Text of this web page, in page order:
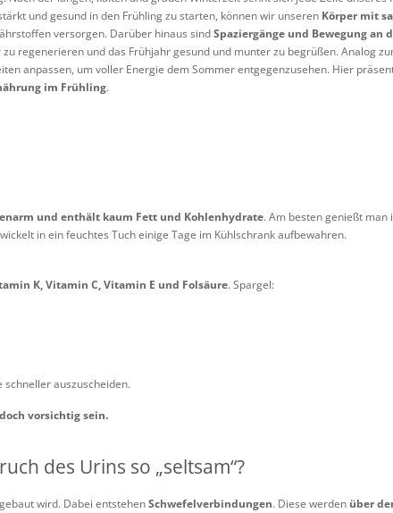
und gesund in den Frühling zu starten, können wir unseren Körper mit
versorgen. Darüber hinaus sindSpaziergänge und Bewegung an
regenerieren und das Frühjahr gesund und munter zu begrüßen. Analog
anpassen, um voller Energie dem Sommer entgegenzusehen. Hier
im Frühling.
und enthält kaum Fett und Kohlenhydrate. Am besten genießt man
in ein feuchtes Tuch einige Tage im Kühlschrank aufbewahren.
K, Vitamin C, Vitamin E und Folsäure. Spargel:
auszuscheiden.
vorsichtig sein.
des Urins so „seltsam“?
wird. Dabei entstehenSchwefelverbindungen. Diese werden über